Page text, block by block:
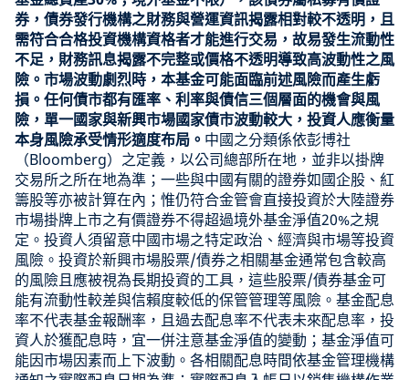
券，債券發行機構之財務與營運資訊揭露相對較不透明，且
需符合合格投資機構資格者才能進行交易，故易發生流動性
不足，財務訊息揭露不完整或價格不透明導致高波動性之風
險。市場波動劇烈時，本基金可能面臨前述風險而產生虧
損。任何債市都有匯率、利率與債信三個層面的機會與風
險，單一國家與新興市場國家債市波動較大，投資人應衡量
本身風險承受情形適度布局。 中國之分類係依彭博社
（Bloomberg）之定義，以公司總部所在地，並非以掛牌
交易所之所在地為準；一些與中國有關的證券如國企股、紅
籌股等亦被計算在內；惟仍符合金管會直接投資於大陸證券
市場掛牌上市之有價證券不得超過境外基金淨值20%之規
定。投資人須留意中國市場之特定政治、經濟與市場等投資
風險。投資於新興市場股票/債券之相關基金通常包含較高
的風險且應被視為長期投資的工具，這些股票/債券基金可
能有流動性較差與信賴度較低的保管管理等風險。基金配息
率不代表基金報酬率，且過去配息率不代表未來配息率，投
資人於獲配息時，宜一併注意基金淨值的變動；基金淨值可
能因市場因素而上下波動。各相關配息時間依基金管理機構